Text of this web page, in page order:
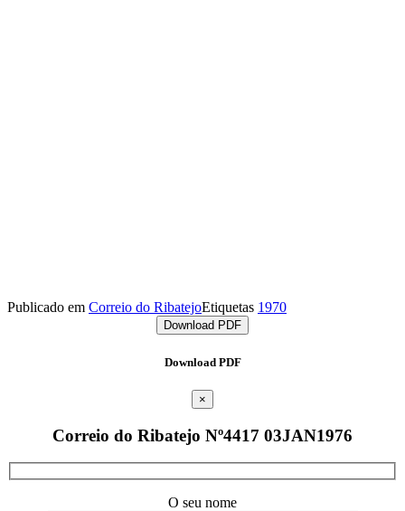
Publicado em Correio do RibatejoEtiquetas 1970
Download PDF
Download PDF
×
Correio do Ribatejo Nº4417 03JAN1976
O seu nome